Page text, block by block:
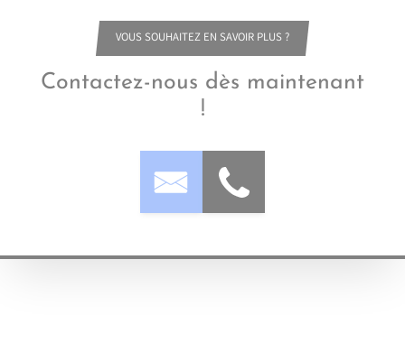
VOUS SOUHAITEZ EN SAVOIR PLUS ?
Contactez-nous dès maintenant
!